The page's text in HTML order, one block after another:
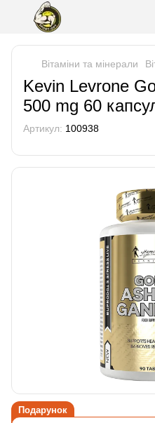
Вітаміни та мінерали
Kevin Levrone
500 mg 60
Артикул: 100938
Подарунок